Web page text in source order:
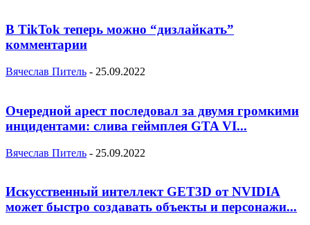
В TikTok теперь можно “дизлайкать”
комментарии
Вячеслав Питель - 25.09.2022
Очередной арест последовал за двумя громкими
инцидентами: слива геймплея GTA VI...
Вячеслав Питель - 25.09.2022
Искусственный интеллект GET3D от NVIDIA
может быстро создавать объекты и персонажи...